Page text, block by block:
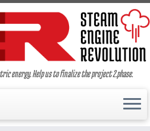
energy. Help us to finalize the project 2.phase.